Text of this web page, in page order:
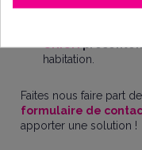
ORION
habitation.
Faites nous faire part
formulaire de
apporter une solution !